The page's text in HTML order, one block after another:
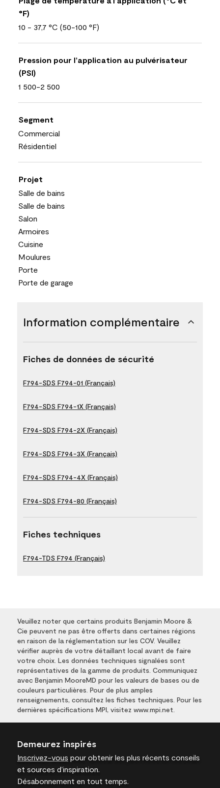
°F)
10 - 37,7 °C (50-100 °F)
Pression pour l’application au pulvérisateur
(PSI)
1 500-2 500
Segment
Commercial
Résidentiel
Projet
Salle de bains
Salle de bains
Salon
Armoires
Cuisine
Moulures
Porte
Porte de garage
Information complémentaire
Fiches de données de sécurité
F794-SDS F794-01 (Français)
F794-SDS F794-1X (Français)
F794-SDS F794-2X (Français)
F794-SDS F794-3X (Français)
F794-SDS F794-4X (Français)
F794-SDS F794-80 (Français)
Fiches techniques
F794-TDS F794 (Français)
Veuillez noter que certains produits Benjamin Moore &
Cie peuvent ne pas être offerts dans certaines régions
en raison de la réglementation sur les COV. Veuillez
vérifier auprès de votre détaillant local avant de faire
votre choix. Les données techniques signalées sont
représentatives de la gamme de produits. Communiquez
avec Benjamin MooreMD pour les valeurs de bases ou de
couleurs particulières. Pour de plus amples
renseignements, consultez les fiches techniques. Pour les
dernières spécifications MPI, visitez www.mpi.net.
Demeurez inspirés
Inscrivez-vous pour obtenir les plus récents conseils
et sources d’inspiration.
Désabonnement en tout temps.